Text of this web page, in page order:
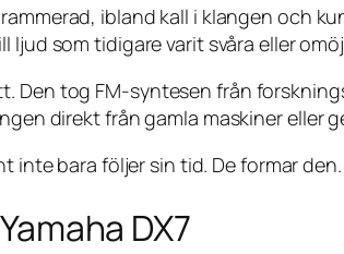
ibland kall i klangen och
ljud som tidigare varit svåra eller
Den tog FM-syntesen från
direkt från gamla maskiner eller
inte bara följer sin tid. De formar den.
DX7